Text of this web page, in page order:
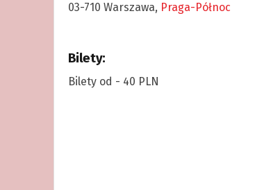
03-710 Warszawa, Praga-Północ
Bilety:
Bilety od - 40 PLN